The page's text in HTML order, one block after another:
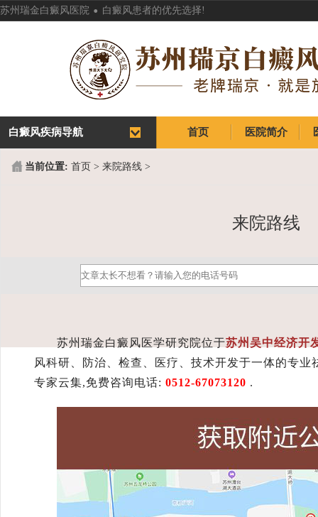
苏州瑞金白癜风医院 . 白癜风患者的优先选择!
首页 医院简介
白癜风疾病导航
当前位置: 首页 > 来院路线 >
来院路线
苏州瑞金白癜风医学研究院位于苏州吴中经济开
风科研、防治、检查、医疗、技术开发于一体的专
专家云集,免费咨询电话: 0512-67073120 .